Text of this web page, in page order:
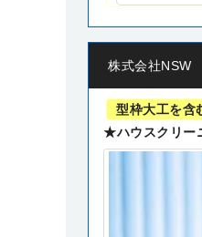
株式会社NSW
型枠大工を含
★ハウスクリー